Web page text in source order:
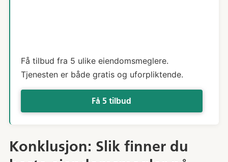
Få tilbud fra 5 ulike eiendomsmeglere.
Tjenesten er både gratis og uforpliktende.
Få 5 tilbud
Konklusjon: Slik finner du